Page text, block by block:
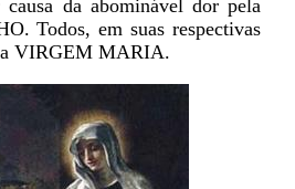
da abominável dor pela
Todos, em suas respectivas
a VIRGEM MARIA.